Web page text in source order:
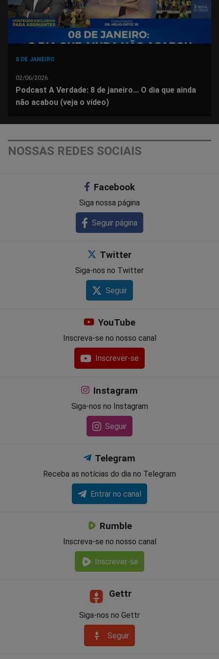
8 DE JANEIRO
02/06/2026
Podcast A Verdade: 8 de janeiro... O dia que ainda
não acabou (veja o vídeo)
NOSSAS REDES SOCIAIS
Facebook
Siga nossa página
Seguir página
Twitter
Siga-nos no Twitter
Seguir
YouTube
Inscreva-se no nosso canal
Inscrever-se
Instagram
Siga-nos no Instagram
Seguir
Telegram
Receba as notícias do dia no Telegram
Entrar no canal
Rumble
Inscreva-se no nosso canal
Inscrever-se
Gettr
Siga-nos no Gettr
Seguir